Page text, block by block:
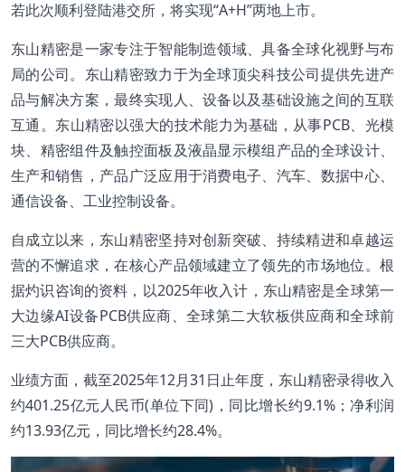
若此次顺利登陆港交所，将实现“A+H”两地上市。
东山精密是一家专注于智能制造领域、具备全球化视野与布
局的公司。东山精密致力于为全球顶尖科技公司提供先进产
品与解决方案，最终实现人、设备以及基础设施之间的互联
互通。东山精密以强大的技术能力为基础，从事PCB、光模
块、精密组件及触控面板及液晶显示模组产品的全球设计、
生产和销售，产品广泛应用于消费电子、汽车、数据中心、
通信设备、工业控制设备。
自成立以来，东山精密坚持对创新突破、持续精进和卓越运
营的不懈追求，在核心产品领域建立了领先的市场地位。根
据灼识咨询的资料，以2025年收入计，东山精密是全球第一
大边缘AI设备PCB供应商、全球第二大软板供应商和全球前
三大PCB供应商。
业绩方面，截至2025年12月31日止年度，东山精密录得收入
约401.25亿元人民币(单位下同)，同比增长约9.1%；净利润
约13.93亿元，同比增长约28.4%。